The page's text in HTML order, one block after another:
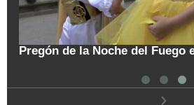
Pregón de la Noche del Fuego